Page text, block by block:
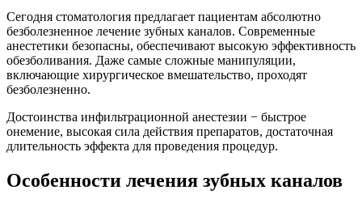
Сегодня стоматология предлагает пациентам абсолютно
безболезненное лечение зубных каналов. Современные
анестетики безопасны, обеспечивают высокую эффективность
обезболивания. Даже самые сложные манипуляции,
включающие хирургическое вмешательство, проходят
безболезненно.
Достоинства инфильтрационной анестезии − быстрое
онемение, высокая сила действия препаратов, достаточная
длительность эффекта для проведения процедур.
Особенности лечения зубных каналов